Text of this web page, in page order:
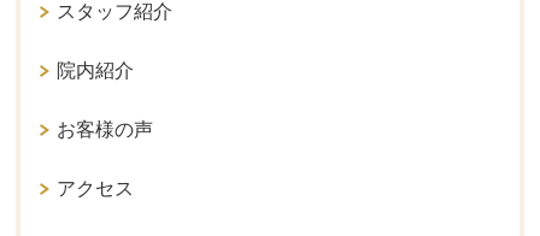
スタッフ紹介
院内紹介
お客様の声
アクセス